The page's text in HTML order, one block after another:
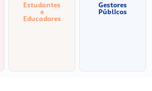
Estudantes
e
Educadores
Gestores
Públicos